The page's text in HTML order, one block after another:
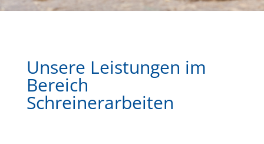
Unsere Leistungen im
Bereich
Schreinerarbeiten